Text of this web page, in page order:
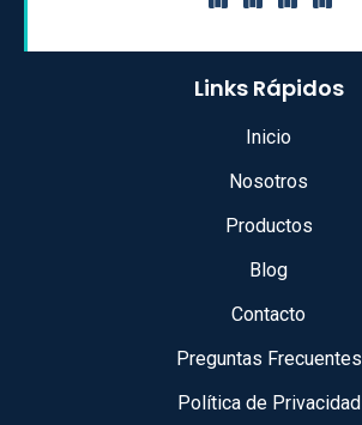
Links Rápidos
Inicio
Nosotros
Productos
Blog
Contacto
Preguntas Frecuentes
Política de Privacidad